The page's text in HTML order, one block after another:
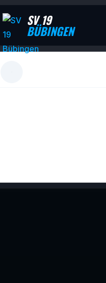
SV 19
BÜBINGEN